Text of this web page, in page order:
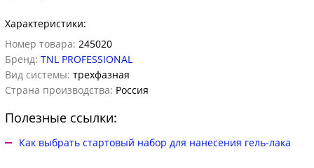
Характеристики:
Номер товара: 245020
Бренд: TNL PROFESSIONAL
Вид системы: трехфазная
Страна производства: Россия
Полезные ссылки:
Как выбрать стартовый набор для нанесения гель-лака